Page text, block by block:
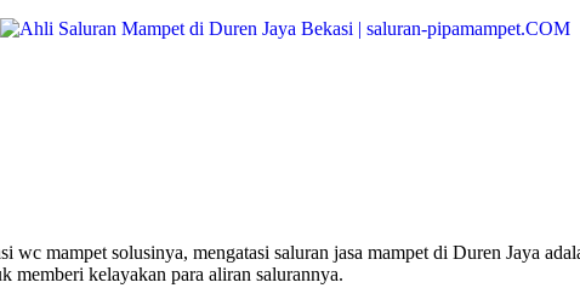
mampet solusinya, mengatasi saluran jasa mampet di Duren Jaya
memberi kelayakan para aliran salurannya.